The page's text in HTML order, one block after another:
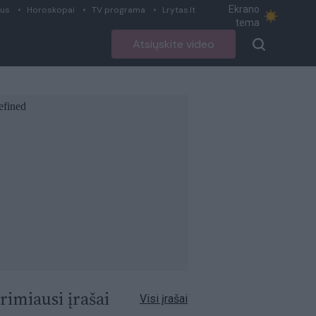
Horoskopai TV programa Lrytas.lt
Ekrano
tema
Atsiųskite video
įrašai Visi įrašai